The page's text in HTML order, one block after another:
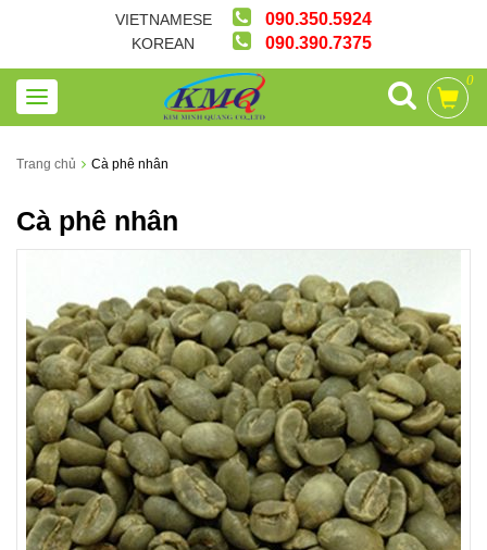
VIETNAMESE 090.350.5924
KOREAN 090.390.7375
0
Trang chủ Cà phê nhân
Cà phê nhân